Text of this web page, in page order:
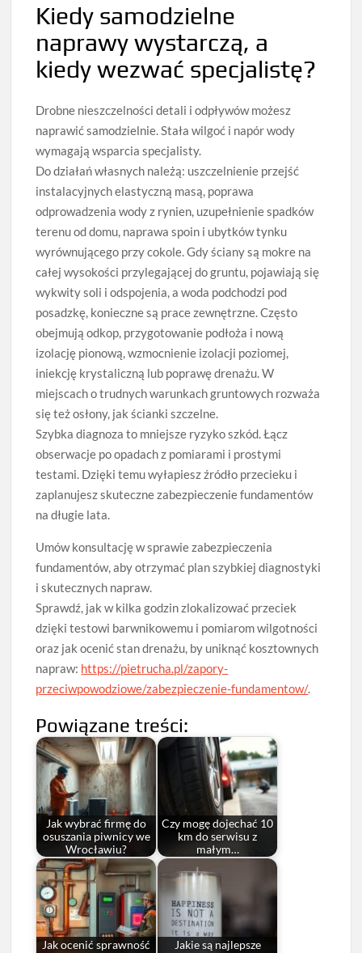
Kiedy samodzielne
naprawy wystarczą, a
kiedy wezwać specjalistę?
Drobne nieszczelności detali i odpływów możesz
naprawić samodzielnie. Stała wilgoć i napór wody
wymagają wsparcia specjalisty.
Do działań własnych należą: uszczelnienie przejść
instalacyjnych elastyczną masą, poprawa
odprowadzenia wody z rynien, uzupełnienie spadków
terenu od domu, naprawa spoin i ubytków tynku
wyrównującego przy cokole. Gdy ściany są mokre na
całej wysokości przylegającej do gruntu, pojawiają się
wykwity soli i odspojenia, a woda podchodzi pod
posadzkę, konieczne są prace zewnętrzne. Często
obejmują odkop, przygotowanie podłoża i nową
izolację pionową, wzmocnienie izolacji poziomej,
iniekcję krystaliczną lub poprawę drenażu. W
miejscach o trudnych warunkach gruntowych rozważa
się też osłony, jak ścianki szczelne.
Szybka diagnoza to mniejsze ryzyko szkód. Łącz
obserwacje po opadach z pomiarami i prostymi
testami. Dzięki temu wyłapiesz źródło przecieku i
zaplanujesz skuteczne zabezpieczenie fundamentów
na długie lata.
Umów konsultację w sprawie zabezpieczenia
fundamentów, aby otrzymać plan szybkiej diagnostyki
i skutecznych napraw.
Sprawdź, jak w kilka godzin zlokalizować przeciek
dzięki testowi barwnikowemu i pomiarom wilgotności
oraz jak ocenić stan drenażu, by uniknąć kosztownych
napraw: https://pietrucha.pl/zapory-
przeciwpowodziowe/zabezpieczenie-fundamentow/.
Powiązane treści:
Jak wybrać firmę do
osuszania piwnicy we
Wrocławiu?
Czy mogę dojechać 10
km do serwisu z
małym…
Jak ocenić sprawność
Jakie są najlepsze